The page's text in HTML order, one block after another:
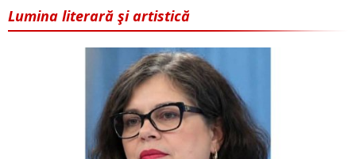
Lumina literară şi artistică